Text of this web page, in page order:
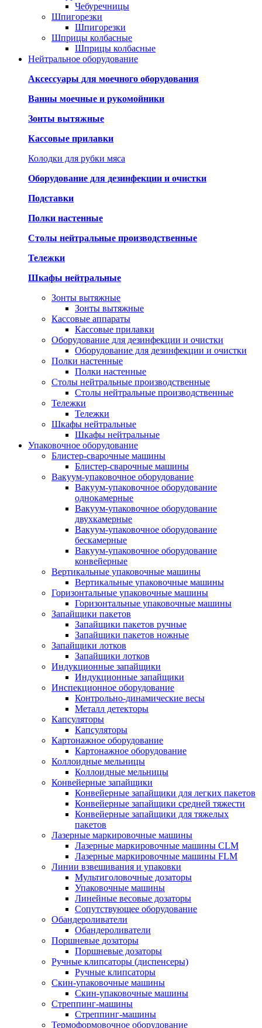
Чебуречницы
Шпигорезки
Шпигорезки
Шприцы колбасные
Шприцы колбасные
Нейтральное оборудование
Аксессуары для моечного оборудования
Ванны моечные и рукомойники
Зонты вытяжные
Кассовые прилавки
Колодки для рубки мяса
Оборудование для дезинфекции и очистки
Подставки
Полки настенные
Столы нейтральные производственные
Тележки
Шкафы нейтральные
Зонты вытяжные
Зонты вытяжные
Кассовые аппараты
Кассовые прилавки
Оборудование для дезинфекции и очистки
Оборудование для дезинфекции и очистки
Полки настенные
Полки настенные
Столы нейтральные производственные
Столы нейтральные производственные
Тележки
Тележки
Шкафы нейтральные
Шкафы нейтральные
Упаковочное оборудование
Блистер-сварочные машины
Блистер-сварочные машины
Вакуум-упаковочное оборудование
Вакуум-упаковочное оборудование
однокамерные
Вакуум-упаковочное оборудование
двухкамерные
Вакуум-упаковочное оборудование
беcкамерные
Вакуум-упаковочное оборудование
конвейерные
Вертикальные упаковочные машины
Вертикальные упаковочные машины
Горизонтальные упаковочные машины
Горизонтальные упаковочные машины
Запайщики пакетов
Запайщики пакетов ручные
Запайщики пакетов ножные
Запайщики лотков
Запайщики лотков
Индукционные запайщики
Индукционные запайщики
Инспекционное оборудование
Контрольно-динамические весы
Металл детекторы
Капсуляторы
Капсуляторы
Картонажное оборудование
Картонажное оборудование
Коллоидные мельницы
Коллоидные мельницы
Конвейерные запайщики
Конвейерные запайщики для легких пакетов
Конвейерные запайщики средней тяжести
Конвейерные запайщики для тяжелых
пакетов
Лазерные маркировочные машины
Лазерные маркировочные машины CLM
Лазерные маркировочные машины FLM
Линии взвешивания и упаковки
Мультиголовочные дозаторы
Упаковочные машины
Линейные весовые дозаторы
Сопутствующее оборудование
Обандероливатели
Обандероливатели
Поршневые дозаторы
Поршневые дозаторы
Ручные клипсаторы (диспенсеры)
Ручные клипсаторы
Скин-упаковочные машины
Скин-упаковочные машины
Стреппинг-машины
Стреппинг-машины
Термоформовочное оборудование